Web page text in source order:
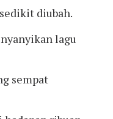
diubah.
lagu
sempat